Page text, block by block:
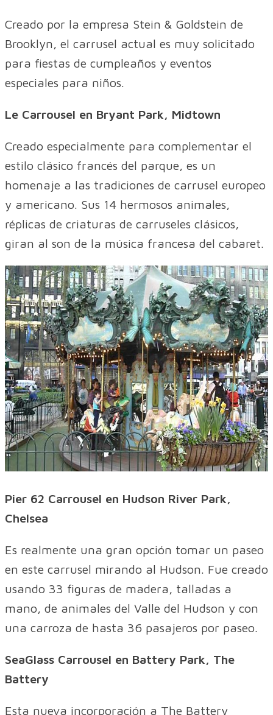
Creado por la empresa Stein & Goldstein de
Brooklyn, el carrusel actual es muy solicitado
para fiestas de cumpleaños y eventos
especiales para niños.
Le Carrousel en Bryant Park, Midtown
Creado especialmente para complementar el
estilo clásico francés del parque, es un
homenaje a las tradiciones de carrusel europeo
y americano. Sus 14 hermosos animales,
réplicas de criaturas de carruseles clásicos,
giran al son de la música francesa del cabaret.
Pier 62 Carrousel en Hudson River Park,
Chelsea
Es realmente una gran opción tomar un paseo
en este carrusel mirando al Hudson. Fue creado
usando 33 figuras de madera, talladas a
mano, de animales del Valle del Hudson y con
una carroza de hasta 36 pasajeros por paseo.
SeaGlass Carrousel en Battery Park, The
Battery
Esta nueva incorporación a The Battery